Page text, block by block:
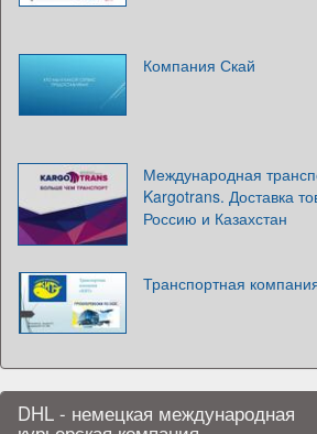
Компания Скай
Международная
Kargotrans. Доставка
Россию и Казахстан
Транспортная
DHL - немецкая международная